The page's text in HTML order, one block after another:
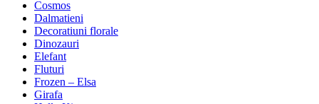
Cosmos
Dalmatieni
Decoratiuni florale
Dinozauri
Elefant
Fluturi
Frozen – Elsa
Girafa